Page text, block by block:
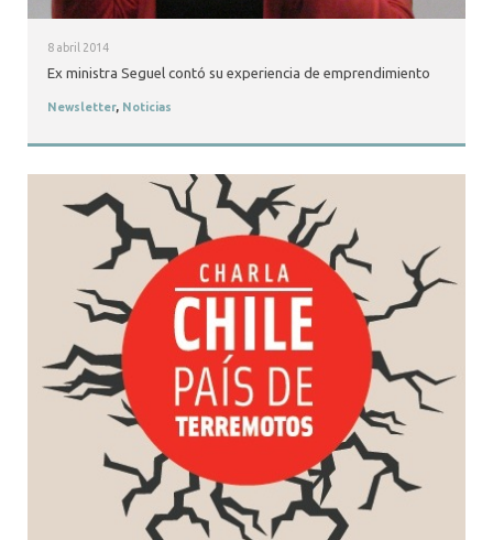
8 abril 2014
Ex ministra Seguel contó su experiencia de emprendimiento
Newsletter, Noticias